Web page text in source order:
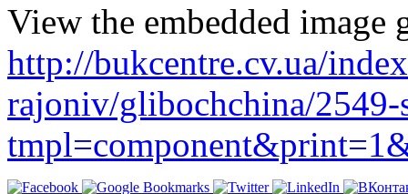
View the embedded image
http://bukcentre.cv.ua/
rajoniv/glibochchina/